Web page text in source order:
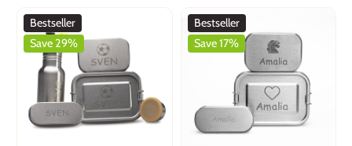
Bestseller
Save 29%
Bestseller
Save 17%